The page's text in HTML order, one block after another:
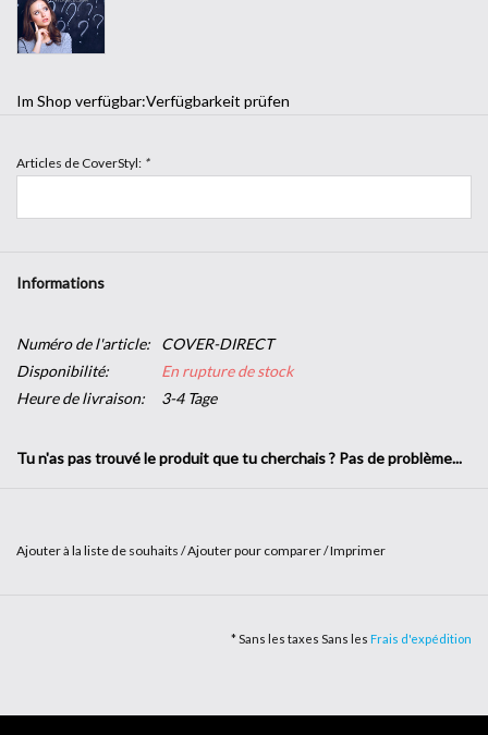
Im Shop verfügbar:Verfügbarkeit prüfen
Articles de CoverStyl: *
Informations
Numéro de l'article:
COVER-DIRECT
Disponibilité:
En rupture de stock
Heure de livraison:
3-4 Tage
Tu n'as pas trouvé le produit que tu cherchais ? Pas de problème...
Ajouter à la liste de souhaits /Ajouter pour comparer/Imprimer
* Sans les taxes Sans les Frais d'expédition